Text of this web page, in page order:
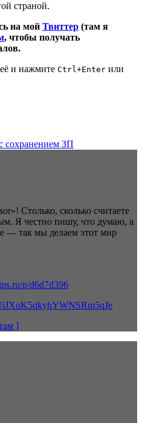
страной.
на мой Твиттер (там я
, чтобы получать
и нажмите Ctrl+Enter или
сохранением ЗП
Столько, сколько считаете
Я честно пишу, что думаю, а
— так мы делаем этот мир
p/d6d7d396
]